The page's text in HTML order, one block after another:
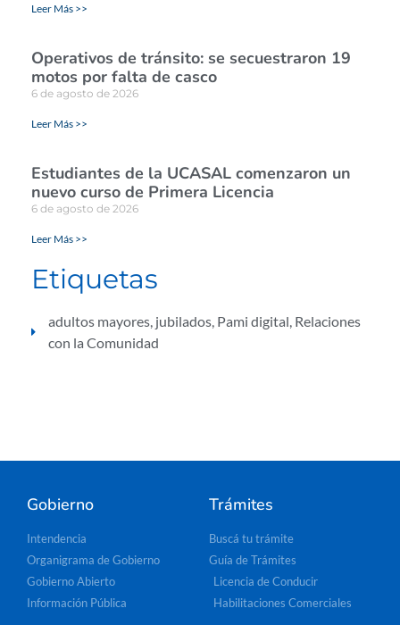
Leer Más >>
Operativos de tránsito: se secuestraron 19
motos por falta de casco
6 de agosto de 2026
Leer Más >>
Estudiantes de la UCASAL comenzaron un
nuevo curso de Primera Licencia
6 de agosto de 2026
Leer Más >>
Etiquetas
adultos mayores jubilados Pami digital Relaciones
con la Comunidad
Gobierno
Intendencia
Organigrama de Gobierno
Gobierno Abierto
Información Pública
Trámites
Buscá tu trámite
Guía de Trámites
Licencia de Conducir
Habilitaciones Comerciales